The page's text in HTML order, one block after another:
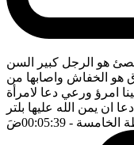
هو الرجل كبير السن
هو الخفاش واصابها من
امرؤ ورعي دعا لامرأة
ان يمن الله عليها بلتر
الخامسة - 00:05:39 ضَ